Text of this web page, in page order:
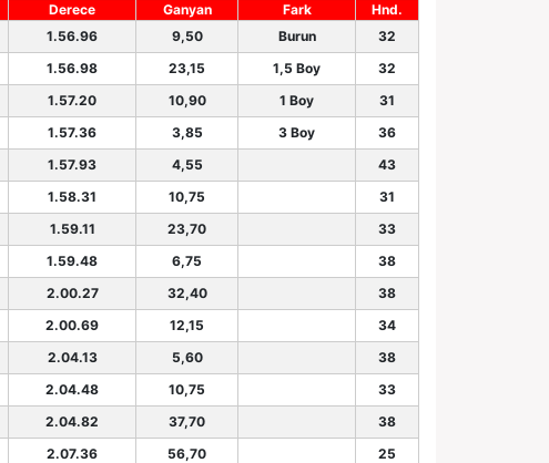
Derece Ganyan Fark
Hnd.
1.56.96 9,50 Burun
32
1.56.98 23,15 1,5 Boy
32
1.57.20 10,90 1 Boy
31
1.57.36 3,85 3 Boy
36
1.57.93 4,55
43
1.58.31 10,75
31
1.59.11 23,70
33
1.59.48 6,75
38
2.00.27 32,40
38
2.00.69 12,15
34
2.04.13 5,60
38
2.04.48 10,75
33
2.04.82 37,70
38
2.07.36 56,70
25